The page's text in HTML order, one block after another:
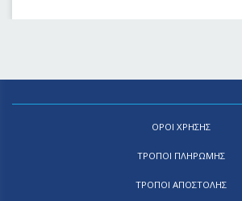
ΟΡΟΙ ΧΡΗΣΗΣ
ΤΡΟΠΟΙ ΠΛΗΡΩΜΗΣ
ΤΡΟΠΟΙ ΑΠΟΣΤΟΛΗΣ